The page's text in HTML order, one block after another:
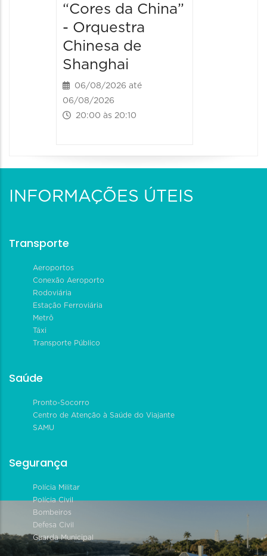
“Cores da China”
- Orquestra
Chinesa de
Shanghai
06/08/2026 até
06/08/2026
20:00 às 20:10
INFORMAÇÕES ÚTEIS
Transporte
Aeroportos
Conexão Aeroporto
Rodoviária
Estação Ferroviária
Metrô
Táxi
Transporte Público
Saúde
Pronto-Socorro
Centro de Atenção à Saúde do Viajante
SAMU
Segurança
Polícia Militar
Polícia Civil
Bombeiros
Defesa Civil
Guarda Municipal